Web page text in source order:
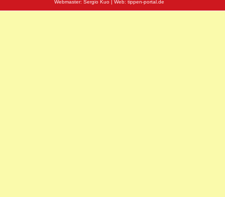
Webmaster: Sergio Kuo | Web: tippen-portal.de